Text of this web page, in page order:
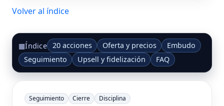
Volver al índice
▦Índice 20 acciones Oferta y precios
Embudo
Seguimiento
Upsell y fidelización FAQ
Seguimiento Cierre Disciplina